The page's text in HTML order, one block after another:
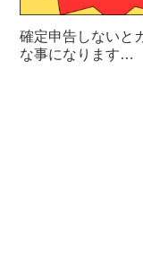
確定申告しないと
な事になります…